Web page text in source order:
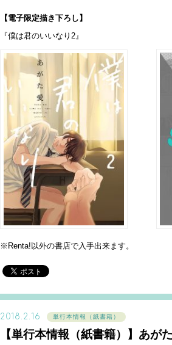
【電子限定描き下ろし】
『僕は君のいいなり2』
※Renta!以外の書店で入手出来ます。
2018.2.16 単行本情報（紙書籍）
【単行本情報（紙書籍）】あが